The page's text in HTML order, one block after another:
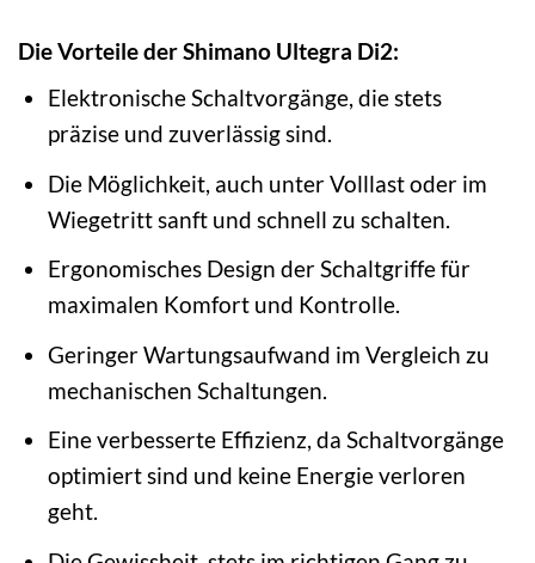
Die Vorteile der Shimano Ultegra Di2:
Elektronische Schaltvorgänge, die stets
präzise und zuverlässig sind.
Die Möglichkeit, auch unter Volllast oder im
Wiegetritt sanft und schnell zu schalten.
Ergonomisches Design der Schaltgriffe für
maximalen Komfort und Kontrolle.
Geringer Wartungsaufwand im Vergleich zu
mechanischen Schaltungen.
Eine verbesserte Effizienz, da Schaltvorgänge
optimiert sind und keine Energie verloren
geht.